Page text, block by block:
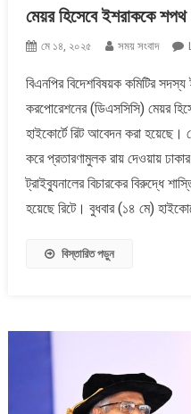
মেয়র হিসেবে ইশরাককে শপথ
মে ১৪, ২০২৫ সময় সংবাদ
বিএনপির বিদেশবিষয়ক কমিটির
করপোরেশনের (ডিএসসিসি) মেয়র
হাইকোর্টে রিট আবেদন করা
করে প্রতারণামুলক রায় দেওয়ায়
ট্রাইব্যুনালের বিচারকের বিরুদ্ধে
হয়েছে রিটে। বুধবার (১৪ মে)
বিস্তারিত পড়ুন